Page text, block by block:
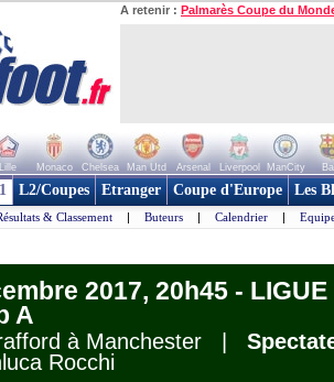
A retenir : Palmarès Coupe du
Lille Monaco Chelsea Man Utd Arsenal Liverpool ManCity
L2/Coupes Etranger Coupe d'Europe Les
& Classement | Buteurs | Calendrier |
2017, 20h45 -
A
à Manchester |
Rocchi